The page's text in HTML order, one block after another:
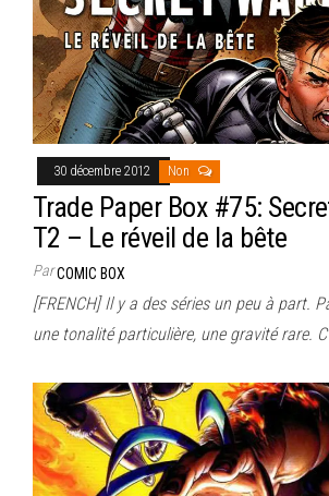
30 décembre 2012 Non
Trade Paper Box #75:
T2 – Le réveil de la bête
ParCOMIC BOX
[FRENCH] Il y a des séries un peu à part.
une tonalité particulière, une gravité rare.